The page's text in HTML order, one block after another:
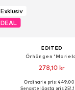
Exklusiv
DEAL
EDITED
Örhängen
278,10 kr
Tillgängliga storlekar:
Ordinarie pris: 449,00
Senaste lägsta pris: